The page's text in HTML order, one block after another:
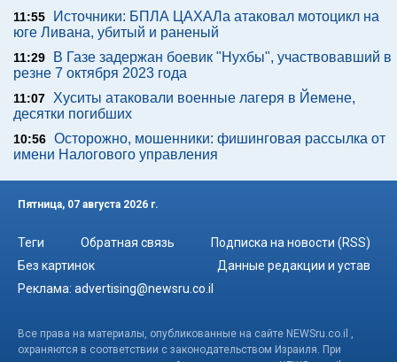
11:55
Источники: БПЛА ЦАХАЛа атаковал мотоцикл на
юге Ливана, убитый и раненый
11:29
В Газе задержан боевик "Нухбы", участвовавший в
резне 7 октября 2023 года
11:07
Хуситы атаковали военные лагеря в Йемене,
десятки погибших
10:56 Осторожно, мошенники: фишинговая рассылка от
имени Налогового управления
Пятница, 07 августа 2026 г.
Теги Обратная связь
Подписка на новости (RSS)
Без картинок
Данные редакции и устав
Реклама: advertising@newsru.co.il
Все права на материалы, опубликованные на сайте NEWSru.co.il ,
охраняются в соответствии с законодательством Израиля. При